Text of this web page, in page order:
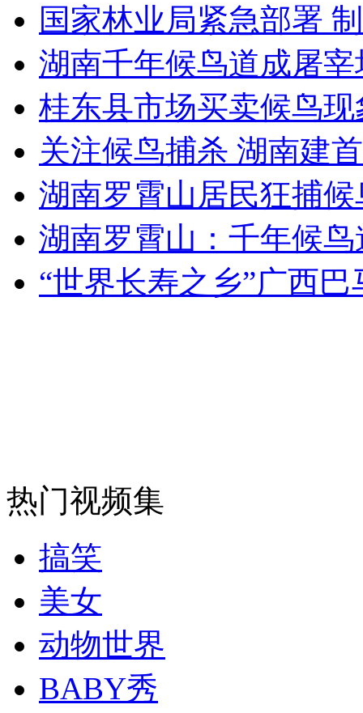
走！跟着总书记去植树
消防员救轻生者 花炮节热闹非凡 减压"枕头大战"
纽约上演“枕头大战”
国家林业局紧急部署
湖南千年候鸟道成屠
桂东县市场买卖候鸟
关注候鸟捕杀 湖南建
湖南罗霄山居民狂捕
湖南罗霄山：千年候
“世界长寿之乡”广西
热门视频集
搞笑
美女
动物世界
BABY秀